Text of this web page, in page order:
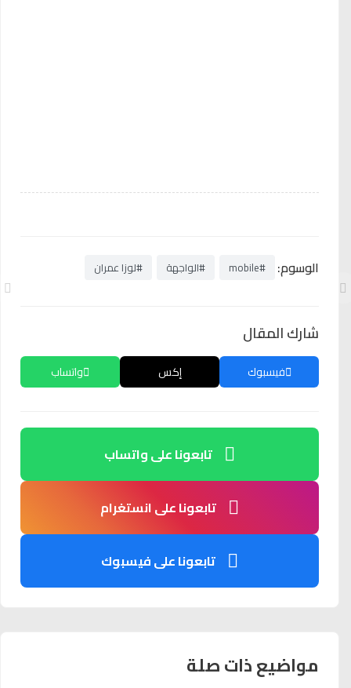
الوسوم: #mobile #الواجهة #لوزا عمران
شارك المقال
فيسبوك إكس واتساب
تابعونا على واتساب
تابعونا على انستغرام
تابعونا على فيسبوك
مواضيع ذات صلة